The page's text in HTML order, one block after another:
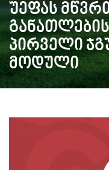
უეფას
პირველი
მოდული